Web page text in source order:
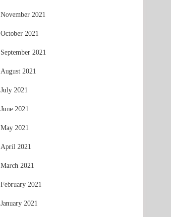
November 2021
October 2021
September 2021
August 2021
July 2021
June 2021
May 2021
April 2021
March 2021
February 2021
January 2021